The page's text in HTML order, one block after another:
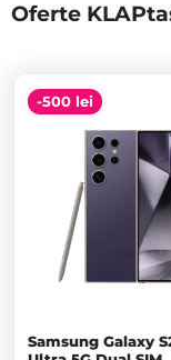
Oferte
-500 lei
Samsung Galaxy